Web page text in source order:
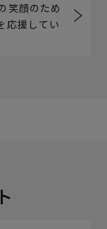
笑顔のため
応援してい